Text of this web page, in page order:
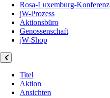
Rosa-Luxemburg-Konferenz
jW-Prozess
Aktionsbüro
Genossenschaft
jW-Shop
Titel
Aktion
Ansichten